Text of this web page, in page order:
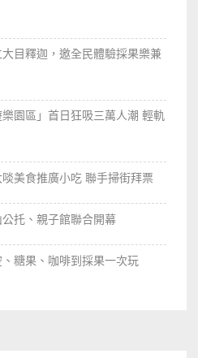
目釋迦，邀全民體驗採果樂兼
園區」首日狂吸三萬人潮 輕軌
美食推廣小吃 聯手掃街拜票
托、親子館聯合開幕
糖果、咖啡到採果一次玩